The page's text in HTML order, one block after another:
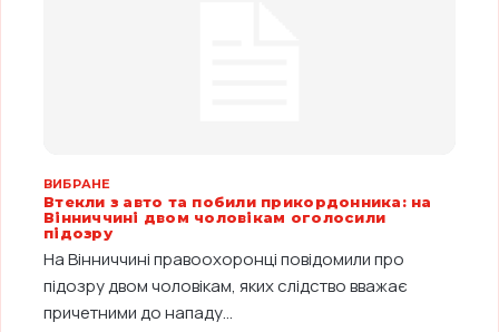
ВИБРАНЕ
Втекли з авто та побили прикордонника: на
Вінниччині двом чоловікам оголосили
підозру
На Вінниччині правоохоронці повідомили про
підозру двом чоловікам, яких слідство вважає
причетними до нападу...